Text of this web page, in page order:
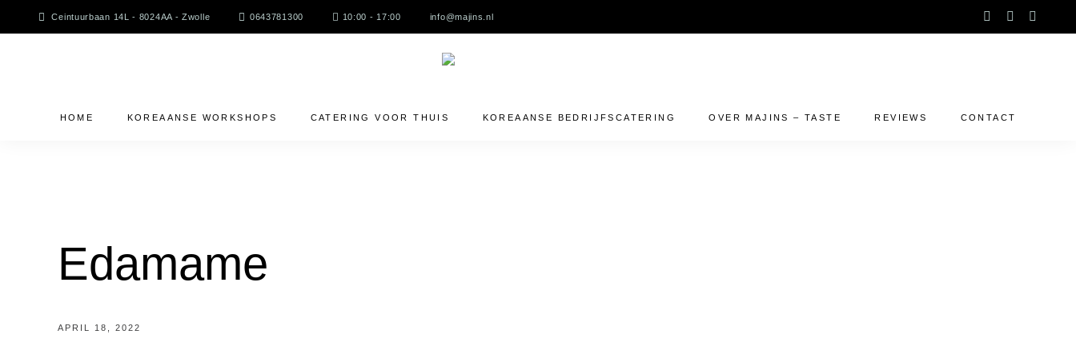
to
Ceintuurbaan 14L - 8024AA - Zwolle 0643781300 10:00 - 17:00 info@majins.nl instagramfacebook-
HOME KOREAANSE WORKSHOPS CATERING VOOR THUIS KOREAANSE BEDRIJFSCATERING OVER MAJINS – TASTE REVIEWS CONTACT
Edamame
APRIL 18, 2022